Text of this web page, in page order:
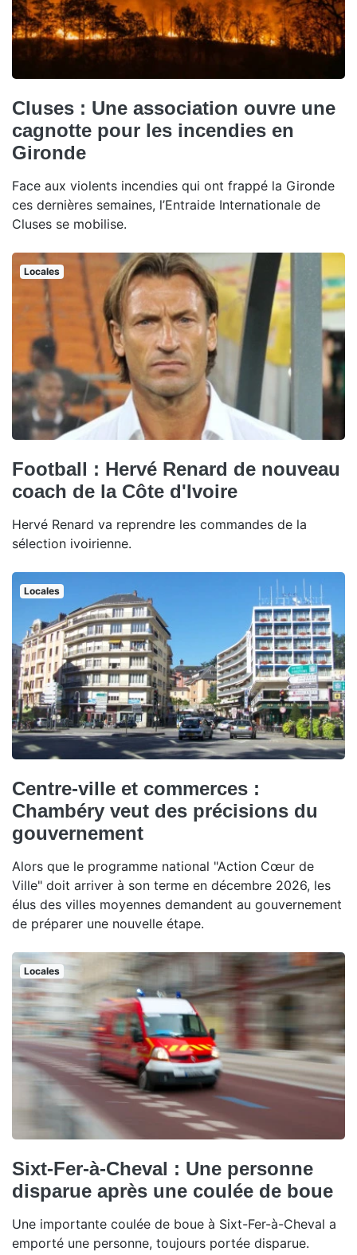
Cluses : Une association ouvre une
cagnotte pour les incendies en
Gironde
Face aux violents incendies qui ont frappé la Gironde
ces dernières semaines, l’Entraide Internationale de
Cluses se mobilise.
Locales
Football : Hervé Renard de nouveau
coach de la Côte d'Ivoire
Hervé Renard va reprendre les commandes de la
sélection ivoirienne.
Locales
Centre-ville et commerces :
Chambéry veut des précisions du
gouvernement
Alors que le programme national "Action Cœur de
Ville" doit arriver à son terme en décembre 2026, les
élus des villes moyennes demandent au gouvernement
de préparer une nouvelle étape.
Locales
Sixt-Fer-à-Cheval : Une personne
disparue après une coulée de boue
Une importante coulée de boue à Sixt-Fer-à-Cheval a
emporté une personne, toujours portée disparue.